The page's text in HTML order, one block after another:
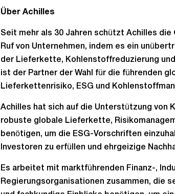
Über Achilles
Seit mehr als 30 Jahren schützt Achilles
Ruf von Unternehmen, indem es ein
der Lieferkette, Kohlenstoffreduzierung
ist der Partner der Wahl für die führenden
Lieferkettenrisiko, ESG und
Achilles hat sich auf die Unterstützung von
robuste globale Lieferkette,
benötigen, um die ESG-Vorschriften
Investoren zu erfüllen und ehrgeizige
Es arbeitet mit marktführenden Finanz-,
Regierungsorganisationen zusammen, die